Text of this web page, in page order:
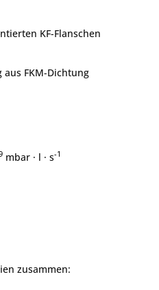
KF-Flanschen
FKM-Dichtung
mbar · l · s-1
zusammen: